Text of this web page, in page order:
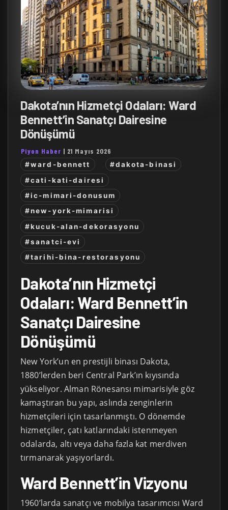
Dakota’nın Hizmetçi Odaları: Ward
Bennett’in Sanatçı Dairesine
Dönüşümü
Piyon Haber | 21 Mayıs 2026
#ward-bennett
#dakota-binasi
#cati-kati-dairesi
#ic-mimari-donusum
#new-york-mimarisi
#kucuk-alan-dekorasyonu
#sanatci-evi
#tarihi-bina-restorasyonu
Dakota’nın Hizmetçi
Odaları: Ward Bennett’in
Sanatçı Dairesine
Dönüşümü
New York’un en prestijli binası Dakota,
1880’lerden beri Central Park’ın kıyısında
yükseliyor. Alman Rönesansı mimarisiyle göz
kamaştıran bu yapı, aslında zenginlerin
hizmetçileri için tasarlanmıştı. O dönemde
hizmetçiler, çatı katlarındaki istenmeyen
odalarda, altı veya daha fazla kat merdiven
tırmanarak yaşıyorlardı.
Ward Bennett’in Vizyonu
1960’larda sanatçı ve mobilya tasarımcısı Ward